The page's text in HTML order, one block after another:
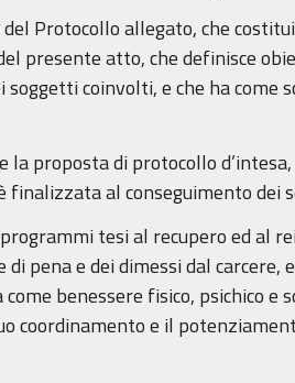
Protocollo allegato, che
presente atto, che definisce
soggetti coinvolti, e che ha come
la proposta di protocollo
al conseguimento dei
tesi al recupero ed al
di pena e dei dimessi dal
benessere fisico, psichico e
coordinamento e il